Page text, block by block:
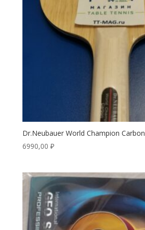
Dr.Neubauer World Champion Carbon
6990,00 ₽